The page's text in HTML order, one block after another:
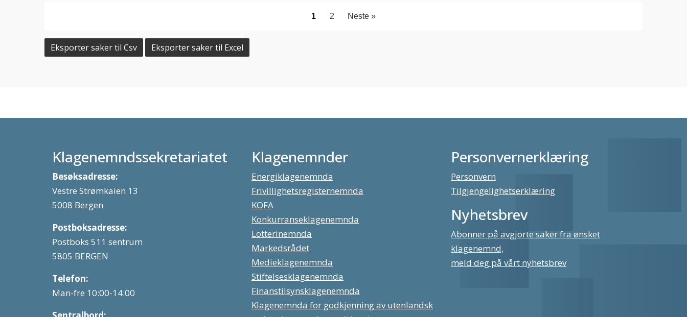
1 2 Neste »
Eksporter saker til Csv Eksporter saker til Excel
Klagenemndssekretariatet
Besøksadresse:
Vestre Strømkaien 13
5008 Bergen
Postboksadresse:
Postboks 511 sentrum
5805 BERGEN
Telefon:
Man-fre 10:00-14:00
Klagenemnder
Energiklagenemnda
Frivillighetsregisternemnda
KOFA
Konkurranseklagenemnda
Lotterinemnda
Markedsrådet
Medieklagenemnda
Stiftelsesklagenemnda
Finanstilsynsklagenemnda
Klagenemnda for godkjenning av utenlandsk
Personvernerklæring
Personvern
Tilgjengelighetserklæring
Nyhetsbrev
Abonner på avgjorte saker fra ønsket
klagenemnd,
meld deg på vårt nyhetsbrev